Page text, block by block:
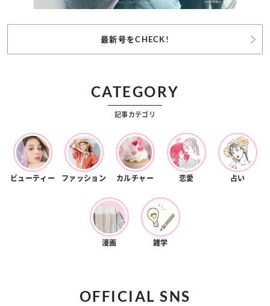
最新号をCHECK!
CATEGORY
記事カテゴリ
ビューティー ファッション カルチャー 恋愛 占い
漫画 雑学
OFFICIAL SNS